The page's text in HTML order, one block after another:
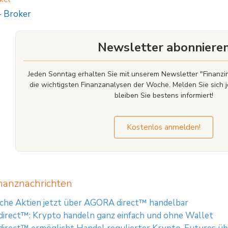
Risiken verstanden haben. Der Inhalt dieser Webseite darf NICHT als
sich auf der Webseite des Anbieters (CFD-Broker) über die aktuellen
zu informieren.
ausschließlich der Information und stellt keine Anlageberatung oder
Broker
Newsletter
Jeden Sonntag erhalten Sie mit unserem Newsletter
die wichtigsten Finanzanalysen der Woche. Melden Sie sich
bleiben Sie bestens informiert!
Kostenlos anmelden!
Aktien jetzt über AGORA direct™ handelbar
Krypto handeln ganz einfach und ohne Wallet